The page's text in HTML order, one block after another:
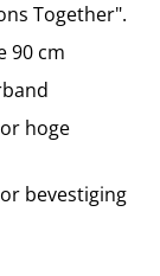
Together".
90 cm
hoge
bevestiging